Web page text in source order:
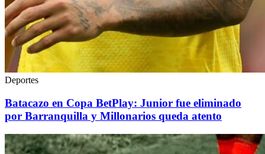
Deportes
Batacazo en Copa BetPlay: Junior fue eliminado
por Barranquilla y Millonarios queda atento